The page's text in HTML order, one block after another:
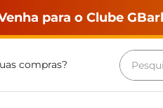
para o Clube
compras?